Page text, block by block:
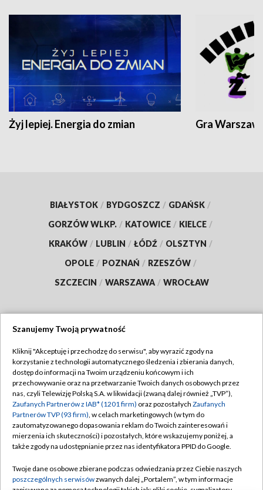
Żyj lepiej. Energia do zmian Gra
BIAŁYSTOK / BYDGOSZCZ / GDAŃSK /
GORZÓW WLKP. / KATOWICE / KIELCE /
KRAKÓW / LUBLIN / ŁÓDŹ / OLSZTYN /
OPOLE / POZNAŃ / RZESZÓW /
SZCZECIN / WARSZAWA / WROCŁAW
TVP
Abonament TVP
Emisja w TVP
Centrum informacji TVP
Naziemna Telewizja Cyfrowa
Rada Programowa
Regulamin TVP
Polityka prywatności
Moje zgody
Pomoc
Kontakt
Szanujemy Twoją prywatność
Kliknij "Akceptuję i przechodzę do serwisu", aby wyrazić zgody na
korzystanie z technologii automatycznego śledzenia i zbierania danych,
dostęp do informacji na Twoim urządzeniu końcowym i ich
przechowywanie oraz na przetwarzanie Twoich danych osobowych przez
nas, czyli Telewizję Polską S.A. w likwidacji (zwaną dalej również „TVP”),
Zaufanych Partnerów z IAB* (1201 firm) oraz pozostałych Zaufanych
Partnerów TVP (93 firm), w celach marketingowych (w tym do
zautomatyzowanego dopasowania reklam do Twoich zainteresowań i
mierzenia ich skuteczności) i pozostałych, które wskazujemy poniżej, a
także zgody na udostępnianie przez nas identyfikatora PPID do Google.
Twoje dane osobowe zbierane podczas odwiedzania przez Ciebie naszych
poszczególnych serwisówzwanych dalej „Portalem”, w tym informacje